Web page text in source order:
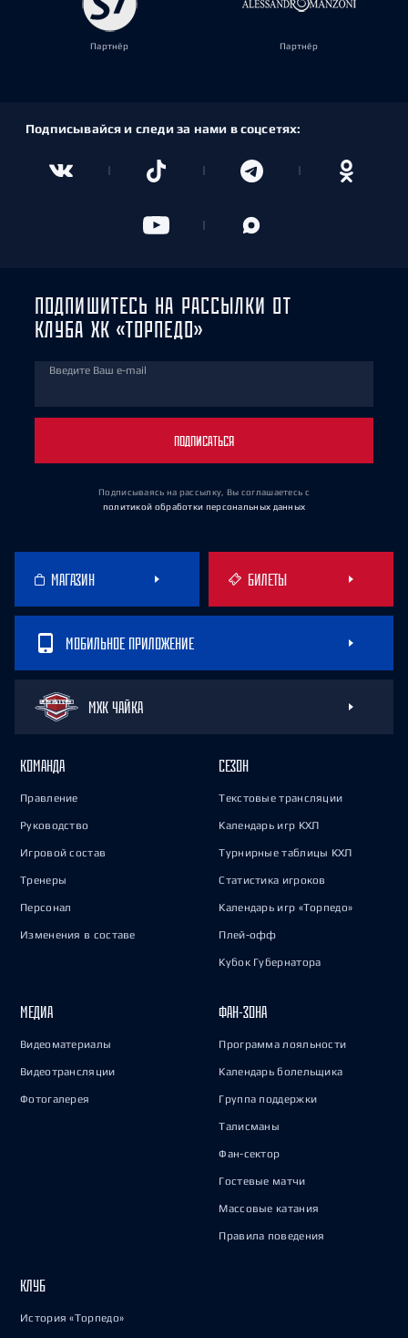
Партнёр Партнёр
Подписывайся и следи за нами в соцсетях:
ПОДПИШИТЕСЬ НА РАССЫЛКИ ОТ
КЛУБА ХК «ТОРПЕДО»
Введите Ваш e-mail
ПОДПИСАТЬСЯ
Подписываясь на рассылку, Вы соглашаетесь с
политикой обработки персональных данных
МАГАЗИН БИЛЕТЫ
МОБИЛЬНОЕ ПРИЛОЖЕНИЕ
МХК ЧАЙКА
КОМАНДА
Правление
Руководство
Игровой состав
Тренеры
Персонал
Изменения в составе
СЕЗОН
Текстовые трансляции
Календарь игр КХЛ
Турнирные таблицы КХЛ
Статистика игроков
Календарь игр «Торпедо»
Плей-офф
Кубок Губернатора
МЕДИА
Видеоматериалы
Видеотрансляции
Фотогалерея
ФАН-ЗОНА
Программа лояльности
Календарь болельщика
Группа поддержки
Талисманы
Фан-сектор
Гостевые матчи
Массовые катания
Правила поведения
КЛУБ
История «Торпедо»